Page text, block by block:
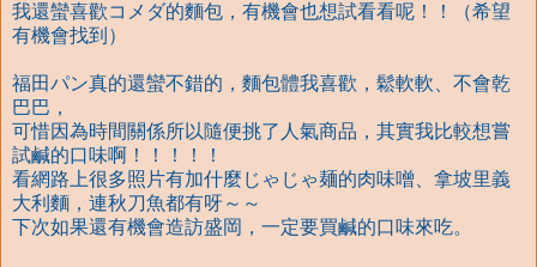
我還蠻喜歡コメダ的麵包，有機會也想試看看呢！！（希望
有機會找到）
福田パン真的還蠻不錯的，麵包體我喜歡，鬆軟軟、不會乾
巴巴，
可惜因為時間關係所以隨便挑了人氣商品，其實我比較想嘗
試鹹的口味啊！！！！！
看網路上很多照片有加什麼じゃじゃ麺的肉味噌、拿坡里義
大利麵，連秋刀魚都有呀～～
下次如果還有機會造訪盛岡，一定要買鹹的口味來吃。